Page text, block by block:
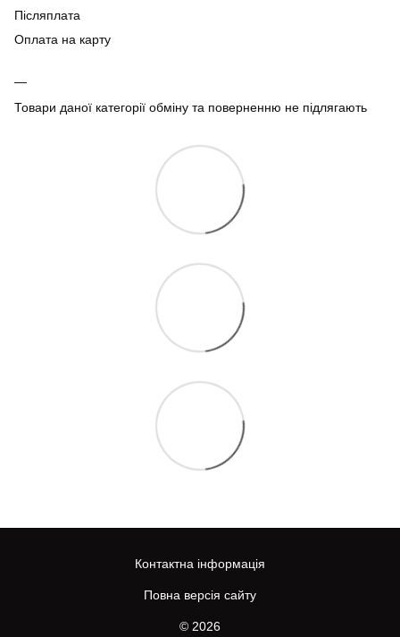
Післяплата
Оплата на карту
Товари даної категорії обміну та поверненню не підлягають
Контактна інформація
Повна версія сайту
© 2026